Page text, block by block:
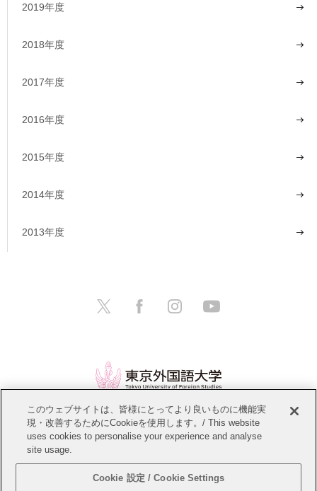
2019年度
2018年度
2017年度
2016年度
2015年度
2014年度
2013年度
情報公開 教職員募集 このサイトについて
このウェブサイトは、皆様にとってより良いものに機能実
現・改善するためにCookieを使用します。/ This website
uses cookies to personalise your experience and analyse
site usage.
Cookie 設定 / Cookie Settings